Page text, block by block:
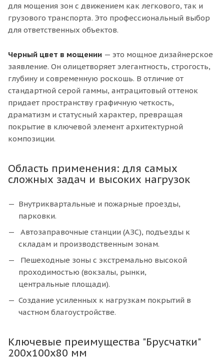
для мощения зон с движением как легкового, так и
грузового транспорта. Это профессиональный выбор
для ответственных объектов.
Черный цвет в мощении — это мощное дизайнерское
заявление. Он олицетворяет элегантность, строгость,
глубину и современную роскошь. В отличие от
стандартной серой гаммы, антрацитовый оттенок
придает пространству графичную четкость,
драматизм и статусный характер, превращая
покрытие в ключевой элемент архитектурной
композиции.
Область применения: для самых
сложных задач и высоких нагрузок
Внутриквартальные и пожарные проезды,
парковки.
Автозаправочные станции (АЗС), подъезды к
складам и производственным зонам.
Пешеходные зоны с экстремально высокой
проходимостью (вокзалы, рынки,
центральные площади).
Создание усиленных к нагрузкам покрытий в
частном благоустройстве.
Ключевые преимущества "Брусчатки"
200х100х80 мм